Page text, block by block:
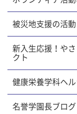
被災地支援の活動
新入生応援！や
クト
健康栄養学科ヘ
名誉学園長ブログ